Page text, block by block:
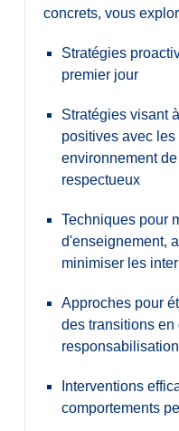
concrets, vous
Stratégies
premier jour
Stratégies visant
positives avec les
environnement
respectueux
Techniques pour
d'enseignement,
minimiser les
Approches pour
des transitions en
Interventions
comportements